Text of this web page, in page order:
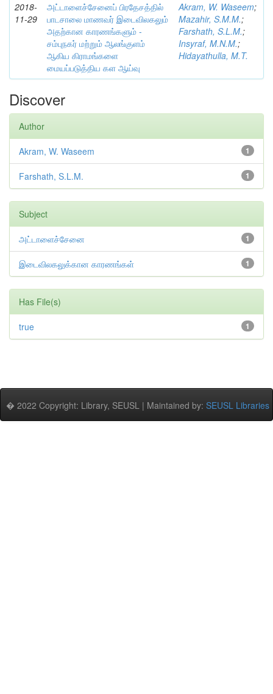
2018-
11-29
அட்டாளைச்சேனைப் பிரதேசத்தில்
பாடசாலை மாணவர் இடைவிலகலும்
அதற்கான காரணங்களும் -
சம்புநகர் மற்றும் ஆலங்குளம்
ஆகிய கிராமங்களை
மையப்படுத்திய கள ஆய்வு
Akram, W. Waseem;
Mazahir, S.M.M.;
Farshath, S.L.M.;
Insyraf, M.N.M.;
Hidayathulla, M.T.
Discover
Author
1
Akram, W. Waseem
1
Farshath, S.L.M.
Subject
1
அட்டாளைச்சேனை
1
இடைவிலகலுக்கான காரணங்கள்
Has File(s)
1
true
� 2022 Copyright: Library, SEUSL | Maintained by: SEUSL Libraries